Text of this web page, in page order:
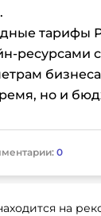
тарифы
ресурсами
но и
0
на